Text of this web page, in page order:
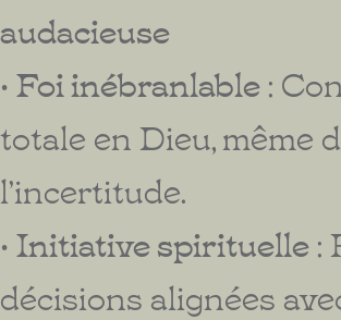
audacieuse
•Foi inébranlable:
totale en Dieu, même
l’incertitude.
•Initiative spirituelle:
décisions alignées